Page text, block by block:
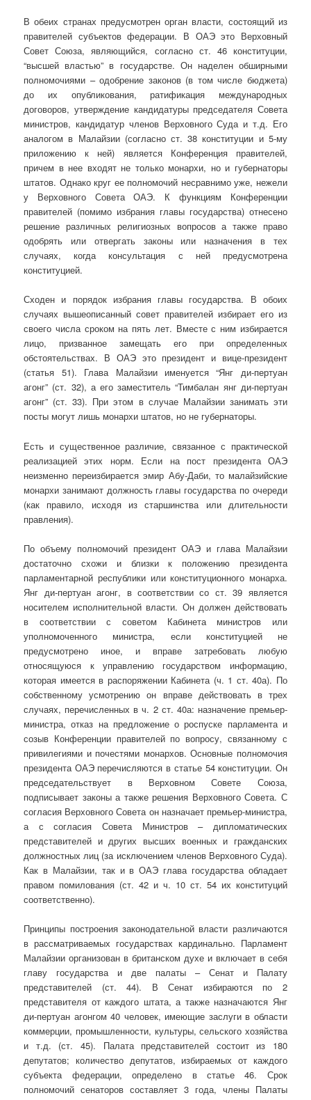
В обеих странах предусмотрен орган власти, состоящий из
правителей субъектов федерации. В ОАЭ это Верховный
Совет Союза, являющийся, согласно ст. 46 конституции,
“высшей властью” в государстве. Он наделен обширными
полномочиями – одобрение законов (в том числе бюджета)
до их опубликования, ратификация международных
договоров, утверждение кандидатуры председателя Совета
министров, кандидатур членов Верховного Суда и т.д. Его
аналогом в Малайзии (согласно ст. 38 конституции и 5-му
приложению к ней) является Конференция правителей,
причем в нее входят не только монархи, но и губернаторы
штатов. Однако круг ее полномочий несравнимо уже, нежели
у Верховного Совета ОАЭ. К функциям Конференции
правителей (помимо избрания главы государства) отнесено
решение различных религиозных вопросов а также право
одобрять или отвергать законы или назначения в тех
случаях, когда консультация с ней предусмотрена
конституцией.
Сходен и порядок избрания главы государства. В обоих
случаях вышеописанный совет правителей избирает его из
своего числа сроком на пять лет. Вместе с ним избирается
лицо, призванное замещать его при определенных
обстоятельствах. В ОАЭ это президент и вице-президент
(статья 51). Глава Малайзии именуется “Янг ди-пертуан
агонг” (ст. 32), а его заместитель “Тимбалан янг ди-пертуан
агонг” (ст. 33). При этом в случае Малайзии занимать эти
посты могут лишь монархи штатов, но не губернаторы.
Есть и существенное различие, связанное с практической
реализацией этих норм. Если на пост президента ОАЭ
неизменно переизбирается эмир Абу-Даби, то малайзийские
монархи занимают должность главы государства по очереди
(как правило, исходя из старшинства или длительности
правления).
По объему полномочий президент ОАЭ и глава Малайзии
достаточно схожи и близки к положению президента
парламентарной республики или конституционного монарха.
Янг ди-пертуан агонг, в соответствии со ст. 39 является
носителем исполнительной власти. Он должен действовать
в соответствии с советом Кабинета министров или
уполномоченного министра, если конституцией не
предусмотрено иное, и вправе затребовать любую
относящуюся к управлению государством информацию,
которая имеется в распоряжении Кабинета (ч. 1 ст. 40а). По
собственному усмотрению он вправе действовать в трех
случаях, перечисленных в ч. 2 ст. 40а: назначение премьер-
министра, отказ на предложение о роспуске парламента и
созыв Конференции правителей по вопросу, связанному с
привилегиями и почестями монархов. Основные полномочия
президента ОАЭ перечисляются в статье 54 конституции. Он
председательствует в Верховном Совете Союза,
подписывает законы а также решения Верховного Совета. С
согласия Верховного Совета он назначает премьер-министра,
а с согласия Совета Министров – дипломатических
представителей и других высших военных и гражданских
должностных лиц (за исключением членов Верховного Суда).
Как в Малайзии, так и в ОАЭ глава государства обладает
правом помилования (ст. 42 и ч. 10 ст. 54 их конституций
соответственно).
Принципы построения законодательной власти различаются
в рассматриваемых государствах кардинально. Парламент
Малайзии организован в британском духе и включает в себя
главу государства и две палаты – Сенат и Палату
представителей (ст. 44). В Сенат избираются по 2
представителя от каждого штата, а также назначаются Янг
ди-пертуан агонгом 40 человек, имеющие заслуги в области
коммерции, промышленности, культуры, сельского хозяйства
и т.д. (ст. 45). Палата представителей состоит из 180
депутатов; количество депутатов, избираемых от каждого
субъекта федерации, определено в статье 46. Срок
полномочий сенаторов составляет 3 года, члены Палаты